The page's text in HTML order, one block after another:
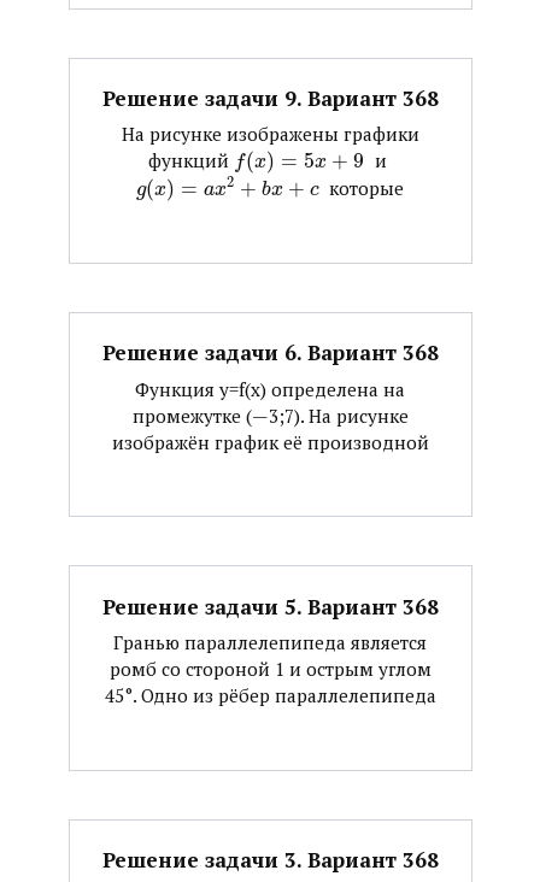
Решение задачи 9. Вариант 368
На рисунке изображены графики
функций ​ f(x) = 5x + 9 ​ и ​
g(x) = ax2 + bx + c ​ которые
Решение задачи 6. Вариант 368
Функция y=f(x) определена на
промежутке (—3;7). На рисунке
изображён график её производной
Решение задачи 5. Вариант 368
Гранью параллелепипеда является
ромб со стороной 1 и острым углом
45°. Одно из рёбер параллелепипеда
Решение задачи 3. Вариант 368